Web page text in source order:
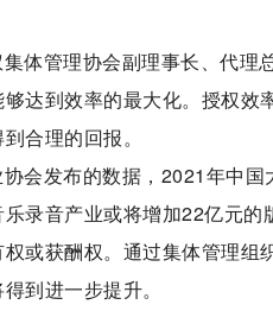
体管理协会副理事长、代理
达到效率的最大化。授权
合理的回报。
会发布的数据，2021年中
录音产业或将增加22亿元
或获酬权。通过集体管理组
到进一步提升。